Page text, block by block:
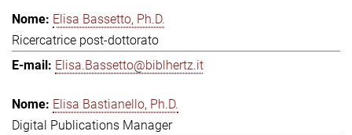
Elisa Bassetto, Ph.D.
Ricercatrice post-dottorato
Elisa.Bassetto@biblhertz.it
Elisa Bastianello, Ph.D.
Digital Publications Manager